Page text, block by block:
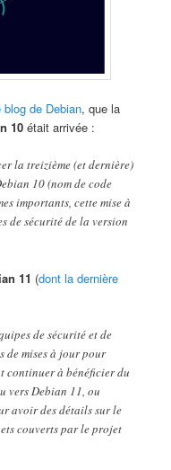
de Debian, que la
10 était arrivée :
la treizième (et dernière)
10 (nom de code
importants, cette mise à
de sécurité de la version
11 (dont la dernière
de sécurité et de
mises à jour pour
continuer à bénéficier du
vers Debian 11, ou
avoir des détails sur le
couverts par le projet